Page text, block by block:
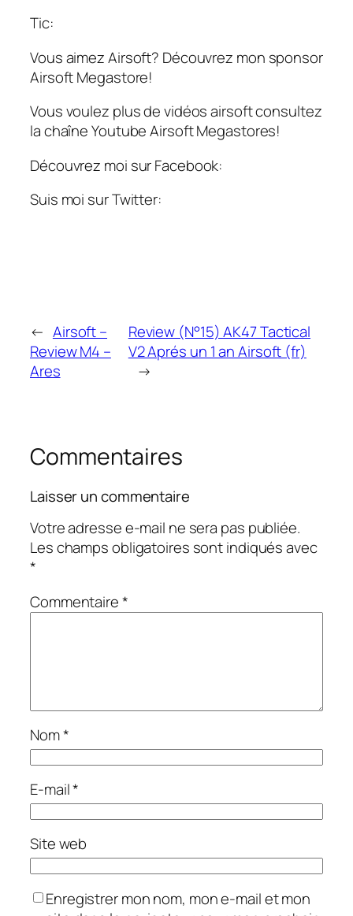
Tic:
Vous aimez Airsoft? Découvrez mon sponsor
Airsoft Megastore!
Vous voulez plus de vidéos airsoft consultez
la chaîne Youtube Airsoft Megastores!
Découvrez moi sur Facebook:
Suis moi sur Twitter:
← Airsoft –
Review M4 –
Ares
Review (N°15) AK47 Tactical
V2 Aprés un 1 an Airsoft (fr)
→
Commentaires
Laisser un commentaire
Votre adresse e-mail ne sera pas publiée.
Les champs obligatoires sont indiqués avec
*
Commentaire*
Nom*
E-mail*
Site web
Enregistrer mon nom, mon e-mail et mon